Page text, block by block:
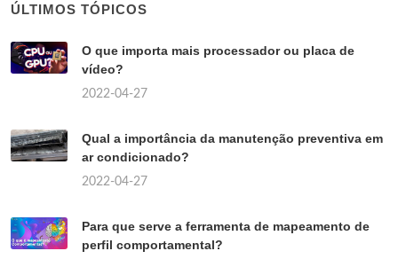
ÚLTIMOS TÓPICOS
O que importa mais processador ou placa de
vídeo?
2022-04-27
Qual a importância da manutenção preventiva em
ar condicionado?
2022-04-27
Para que serve a ferramenta de mapeamento de
perfil comportamental?